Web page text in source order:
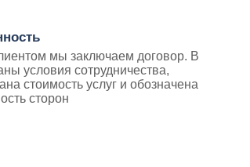
мы заключаем договор. В
условия сотрудничества,
стоимость услуг и обозначена
сторон